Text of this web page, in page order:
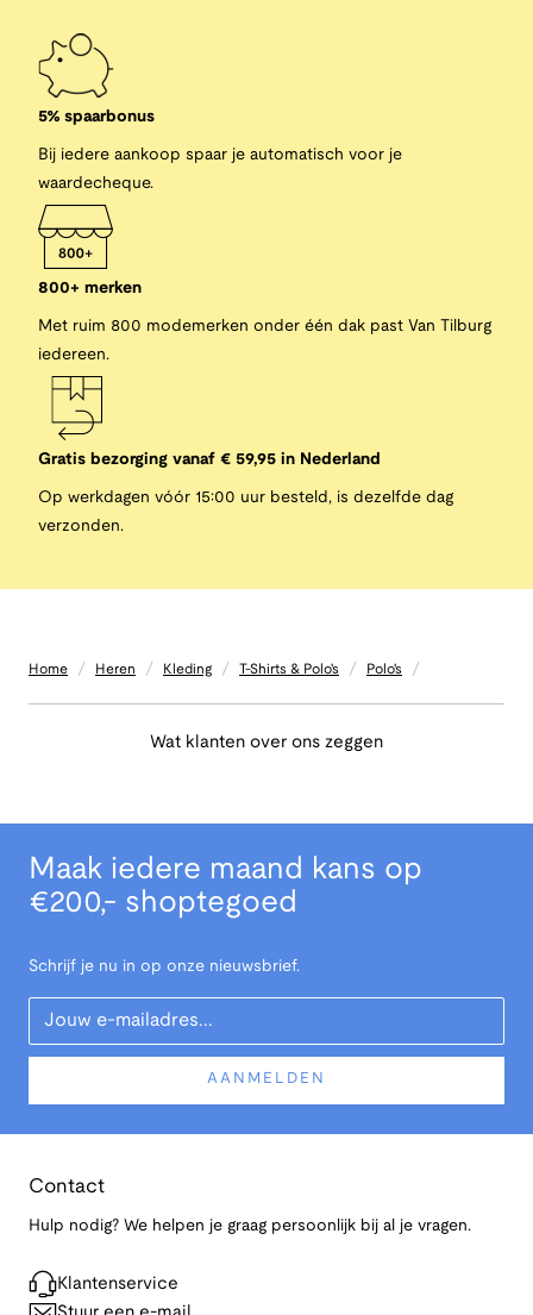
5% spaarbonus
Bij iedere aankoop spaar je automatisch voor je
waardecheque.
800+ merken
Met ruim 800 modemerken onder één dak past Van Tilburg
iedereen.
Gratis bezorging vanaf € 59,95 in Nederland
Op werkdagen vóór 15:00 uur besteld, is dezelfde dag
verzonden.
Home / Heren / Kleding / T-Shirts & Polo's / Polo's /
Wat klanten over ons zeggen
Maak iedere maand kans op
€200,- shoptegoed
Schrijf je nu in op onze nieuwsbrief.
Your Email
AANMELDEN
Contact
Hulp nodig? We helpen je graag persoonlijk bij al je vragen.
Klantenservice